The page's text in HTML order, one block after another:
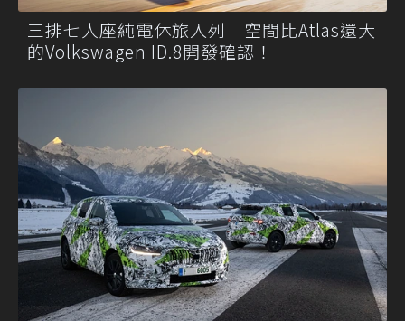
三排七人座純電休旅入列 空間比Atlas還大
的Volkswagen ID.8開發確認！